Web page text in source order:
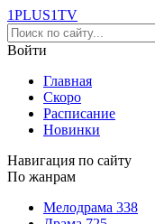
1PLUS1TV
Войти
Главная
Скоро
Расписание
Новинки
Навигация по сайту
По жанрам
Мелодрама 338